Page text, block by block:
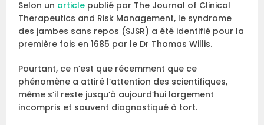
Selon un article publié par The Journal of Clinical
Therapeutics and Risk Management, le syndrome
des jambes sans repos (SJSR) a été identifié pour la
première fois en 1685 par le Dr Thomas Willis.
Pourtant, ce n’est que récemment que ce
phénomène a attiré l’attention des scientifiques,
même s’il reste jusqu’à aujourd’hui largement
incompris et souvent diagnostiqué à tort.